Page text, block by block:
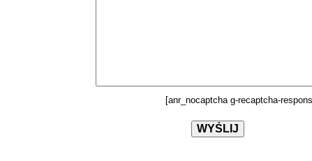
[anr_nocaptcha g-recaptcha-